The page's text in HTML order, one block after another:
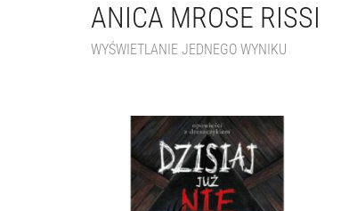
ANICA MROSE RISSI
WYŚWIETLANIE JEDNEGO WYNIKU